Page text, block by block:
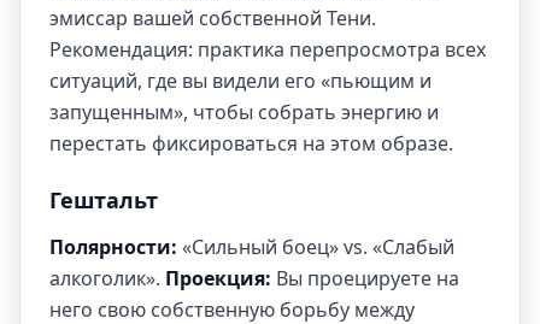
эмиссар вашей собственной Тени.
Рекомендация: практика перепросмотра всех
ситуаций, где вы видели его «пьющим и
запущенным», чтобы собрать энергию и
перестать фиксироваться на этом образе.
Гештальт
Полярности: «Сильный боец» vs. «Слабый
алкоголик». Проекция: Вы проецируете на
него свою собственную борьбу между